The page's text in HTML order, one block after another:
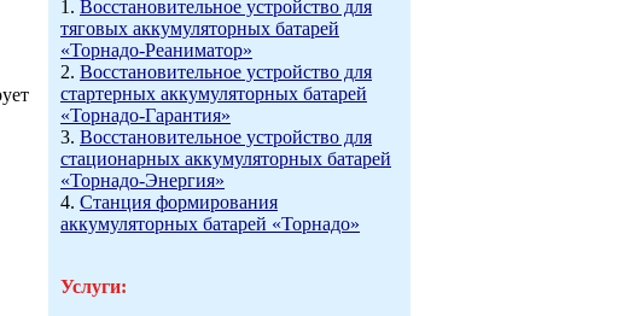
1. Восстановительное устройство для
тяговых аккумуляторных батарей
«Торнадо-Реаниматор»
2. Восстановительное устройство для
стартерных аккумуляторных батарей
«Торнадо-Гарантия»
3. Восстановительное устройство для
стационарных аккумуляторных батарей
«Торнадо-Энергия»
4. Станция формирования
аккумуляторных батарей «Торнадо»
Услуги: